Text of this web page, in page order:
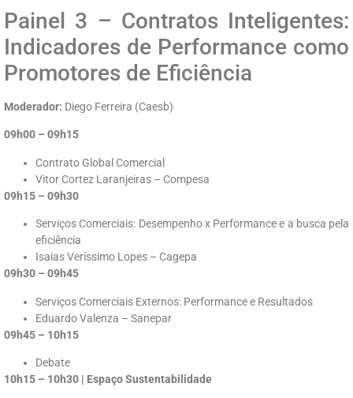
Painel 3 – Contratos Inteligentes:
Indicadores de Performance como
Promotores de Eficiência
Moderador: Diego Ferreira (Caesb)
09h00 – 09h15
Contrato Global Comercial
Vitor Cortez Laranjeiras – Compesa
09h15 – 09h30
Serviços Comerciais: Desempenho x Performance e a busca pela
eficiência
Isaias Veríssimo Lopes – Cagepa
09h30 – 09h45
Serviços Comerciais Externos: Performance e Resultados
Eduardo Valenza – Sanepar
09h45 – 10h15
Debate
10h15 – 10h30 | Espaço Sustentabilidade